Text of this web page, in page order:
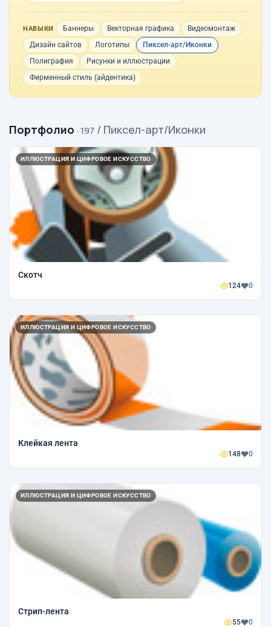
НАВЫКИ Баннеры Векторная графика
Видеомонтаж
Дизайн сайтов
Логотипы
Пиксел-арт/Иконки
Полиграфия
Рисунки и иллюстрации
Фирменный стиль (айдентика)
Портфолио · 197 / Пиксел-арт/Иконки
ИЛЛЮСТРАЦИЯ И ЦИФРОВОЕ ИСКУССТВО
Скотч
124 0
ИЛЛЮСТРАЦИЯ И ЦИФРОВОЕ ИСКУССТВО
Клейкая лента
148 0
ИЛЛЮСТРАЦИЯ И ЦИФРОВОЕ ИСКУССТВО
Стрип-лента
55 0